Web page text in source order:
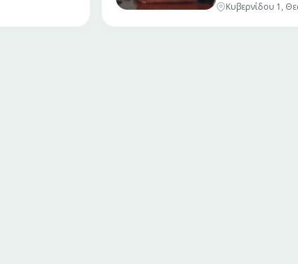
Κυβερνίδου 1,